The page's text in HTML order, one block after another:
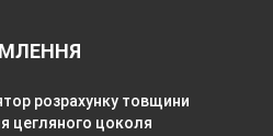
розрахунку товщини
цегляного цоколя